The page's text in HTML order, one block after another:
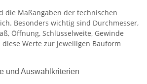
die Maßangaben der technischen
Besonders wichtig sind Durchmesser,
Öffnung, Schlüsselweite, Gewinde
Werte zur jeweiligen Bauform
und Auswahlkriterien